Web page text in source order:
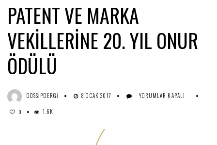
PATENT VE MARKA
VEKİLLERİNE 20. YIL ONUR
ÖDÜLÜ
GOSSIPDERGI 8 OCAK 2017
PATENT
YORUMLAR KAPALI
0 1.6K